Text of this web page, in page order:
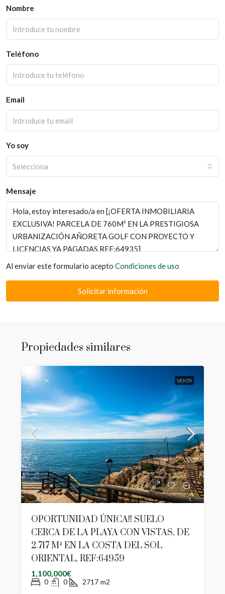
Nombre
Teléfono
Email
Yo soy
Selecciona
Mensaje
Al enviar este formulario acepto Condiciones de uso
Solicitar información
Propiedades similares
VENTA
OPORTUNIDAD ÚNICA!! SUELO
CERCA DE LA PLAYA CON VISTAS, DE
2.717 M² EN LA COSTA DEL SOL
ORIENTAL, REF:64959
1,100,000€
0 0 2717 m2